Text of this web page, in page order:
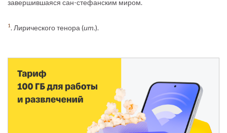
завершившаяся сан-стефанским миром.
1. Лирического тенора (ит.).